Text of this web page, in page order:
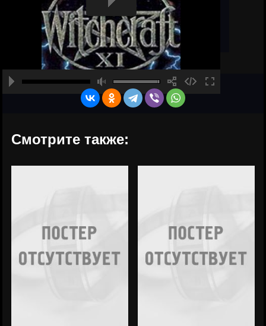
Смотрите также: